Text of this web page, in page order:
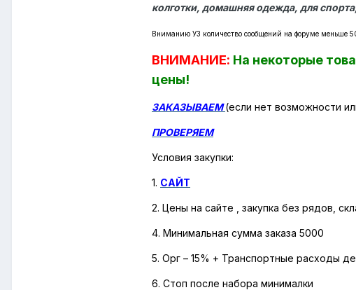
колготки, домашняя одежда, для
Вниманию УЗ количество сообщений на форуме меньше
ВНИМАНИЕ: На некоторые
цены!
ЗАКАЗЫВАЕМ (если нет возможности
ПРОВЕРЯЕМ
Условия закупки:
1. САЙТ
2. Цены на сайте , закупка без рядов,
4. Минимальная сумма заказа 5000
5. Орг – 15% + Транспортные расходы
6. Стоп после набора минималки